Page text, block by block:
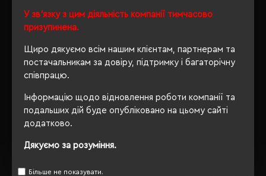
У зв'язку з цим діяльність компанії тимчасово
призупинена.
Щиро дякуємо всім нашим клієнтам, партнерам та
постачальникам за довіру, підтримку і багаторічну
співпрацю.
Інформацію щодо відновлення роботи компанії та
подальших дій буде опубліковано на цьому сайті
додатково.
Дякуємо за розуміння.
Більше не показувати.